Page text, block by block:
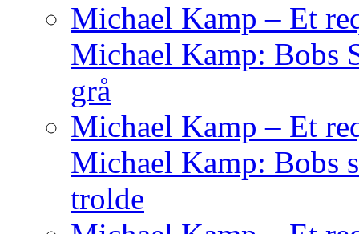
Michael Kamp – Et
Michael Kamp: Bobs
grå
Michael Kamp – Et
Michael Kamp: Bobs
trolde